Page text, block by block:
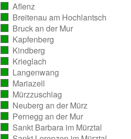
Aflenz
ausgezählt)
Breitenau am Hochlantsch(vollständig
ausgezählt)
Bruck an der Mur
ausgezählt)
Kapfenberg
ausgezählt)
Kindberg
ausgezählt)
Krieglach
ausgezählt)
Langenwang
ausgezählt)
Mariazell
ausgezählt)
Mürzzuschlag
ausgezählt)
Neuberg an der Mürz
ausgezählt)
Pernegg an der Mur
ausgezählt)
Sankt Barbara im Mürztal(vollständig